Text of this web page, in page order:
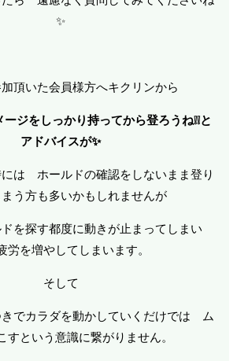
✨
頂いた会員様方へキクリンから
ジをしっかり持ってから登ろうね❕❕と
アドバイスが✨
は ホールドの確認をしないまま登り
う方も多いかもしれませんが
を探す都度に動きが止まってしまい
労を増やしてしまいます。
そして
でカラダを動かしていくだけでは ム
すという意識に繋がりません。